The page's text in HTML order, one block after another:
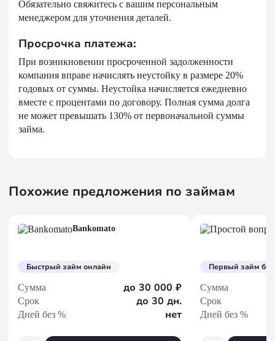
Обязательно свяжитесь с вашим персональным
менеджером для уточнения деталей.
Просрочка платежа:
При возникновении просроченной задолженности
компания вправе начислять неустойку в размере 20%
годовых от суммы. Неустойка начисляется ежедневно
вместе с процентами по договору. Полная сумма долга
не может превышать 130% от первоначальной суммы
займа.
Похожие предложения по займам
Bankomato
Быстрый займ онлайн
Сумма до 30 000 ₽
Срок до 30 дн.
Дней без % нет
Первый займ без
Сумма
Срок
Дней без %